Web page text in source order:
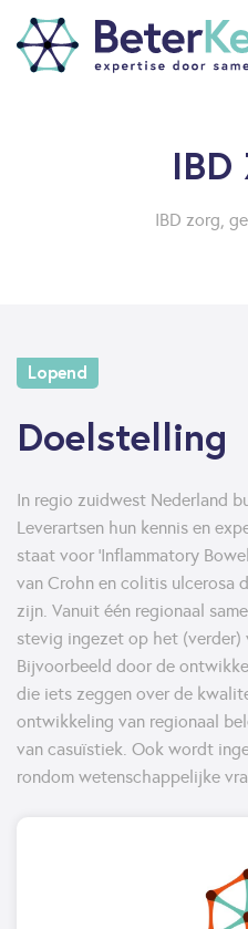
IBD
IBD zorg,
Lopend
Doelstelling
In regio zuidwest Nederland
Leverartsen hun kennis en
staat voor ‘Inflammatory
van Crohn en colitis ulcerosa
zijn. Vanuit één regionaal
stevig ingezet op het (verder)
Bijvoorbeeld door de
die iets zeggen over de
ontwikkeling van regionaal
van casuïstiek. Ook wordt
rondom wetenschappelijke